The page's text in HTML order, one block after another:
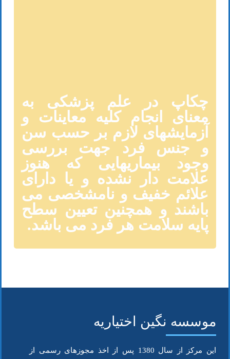
چکاپ در علم پزشکی به
معنای انجام کلیه معاینات و
آزمایشهای لازم بر حسب سن
و جنس فرد جهت بررسی
وجود بیماریهایی که هنوز
علامت دار نشده و یا دارای
علائم خفیف و نامشخصی می
باشند و همچنین تعیین سطح
پایه سلامت هر فرد می باشد.
موسسه نگین اختیاریه
این مرکز از سال 1380 پس از اخذ مجوزهای رسمی از